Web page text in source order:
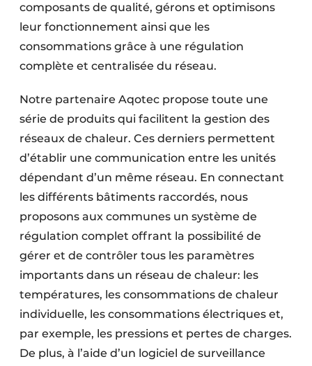
composants de qualité, gérons et optimisons
leur fonctionnement ainsi que les
consommations grâce à une régulation
complète et centralisée du réseau.
Notre partenaire Aqotec propose toute une
série de produits qui facilitent la gestion des
réseaux de chaleur. Ces derniers permettent
d’établir une communication entre les unités
dépendant d’un même réseau. En connectant
les différents bâtiments raccordés, nous
proposons aux communes un système de
régulation complet offrant la possibilité de
gérer et de contrôler tous les paramètres
importants dans un réseau de chaleur: les
températures, les consommations de chaleur
individuelle, les consommations électriques et,
par exemple, les pressions et pertes de charges.
De plus, à l’aide d’un logiciel de surveillance